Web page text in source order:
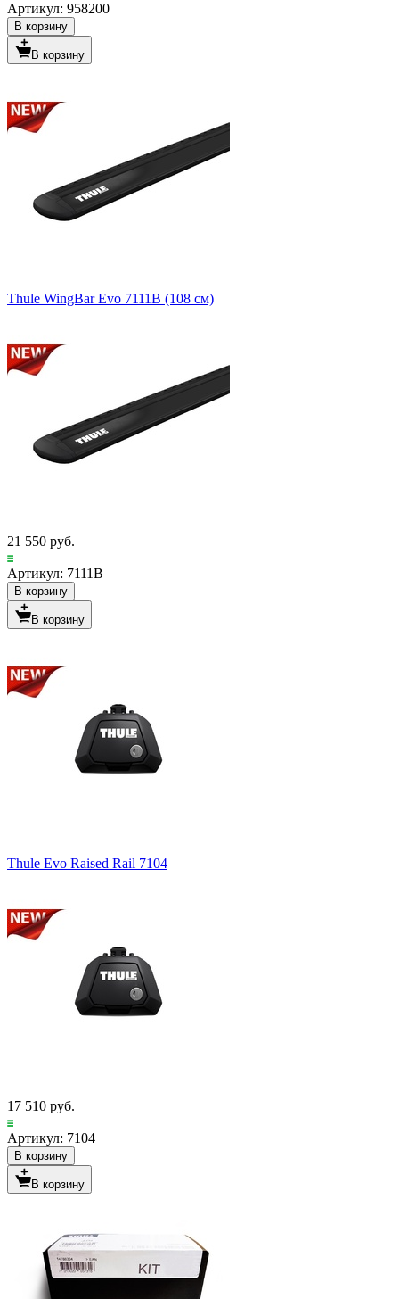
Артикул: 958200
В корзину
В корзину
Thule WingBar Evo 7111B (108 см)
21 550 руб.
Артикул: 7111B
В корзину
В корзину
Thule Evo Raised Rail 7104
17 510 руб.
Артикул: 7104
В корзину
В корзину